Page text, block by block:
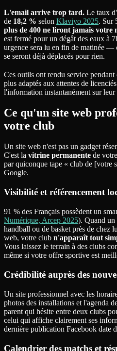
L'email arrive trop tard. Le taux
de 18,2 % selon Klaviyo 2025. Sur
plus de 400 ne liront jamais votre
est fermé pour un dégât des eaux à
urgence sera lu en fin de matinée —
se seront déjà déplacés pour rien.
Ces outils ont rendu service
plus adaptés aux attentes de
l'information instantanément sur leur
Ce qu'un site web
votre club
Un site web n'est pas un gadget
C'est la vitrine permanente de
par quiconque tape « club de [votre
Google.
Visibilité et référencement
91 % des Français possèdent un
Numérique, Arcep 2025). Quand un
handball ou de basket près de chez
web, votre club n'apparaît tout
Vous laissez le terrain à des clubs
même si votre offre sportive est
Crédibilité auprès des
Un site professionnel avec les
photos des installations et l'agenda
parent qui hésite entre deux clubs
celui qui affiche clairement ses
dernière publication Facebook date
Calendrier des matchs et